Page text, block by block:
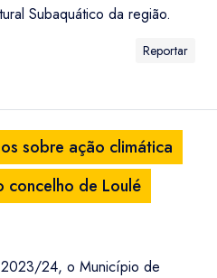
Subaquático da região.
Reportar
sobre ação climática
concelho de Loulé
24, o Município de